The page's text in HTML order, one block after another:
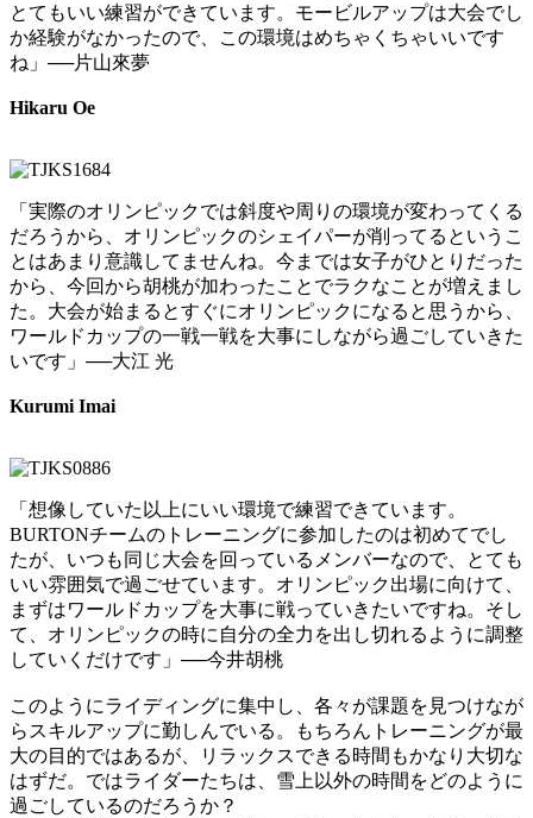
とてもいい練習ができています。モービルアップは大会でし
か経験がなかったので、この環境はめちゃくちゃいいです
ね」──片山來夢
Hikaru Oe
「実際のオリンピックでは斜度や周りの環境が変わってくる
だろうから、オリンピックのシェイパーが削ってるというこ
とはあまり意識してませんね。今までは女子がひとりだった
から、今回から胡桃が加わったことでラクなことが増えまし
た。大会が始まるとすぐにオリンピックになると思うから、
ワールドカップの一戦一戦を大事にしながら過ごしていきた
いです」──大江 光
Kurumi Imai
「想像していた以上にいい環境で練習できています。
BURTONチームのトレーニングに参加したのは初めてでし
たが、いつも同じ大会を回っているメンバーなので、とても
いい雰囲気で過ごせています。オリンピック出場に向けて、
まずはワールドカップを大事に戦っていきたいですね。そし
て、オリンピックの時に自分の全力を出し切れるように調整
していくだけです」──今井胡桃
このようにライディングに集中し、各々が課題を見つけなが
らスキルアップに勤しんでいる。もちろんトレーニングが最
大の目的ではあるが、リラックスできる時間もかなり大切な
はずだ。ではライダーたちは、雪上以外の時間をどのように
過ごしているのだろうか？